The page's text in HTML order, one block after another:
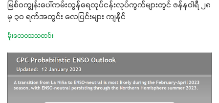
မြစ်ဝကျွန်းပေါ်ကမ်းလွန်ရေလုပ်ငန်းလုပ်ကွက်များတွင် ဇန်နဝါရီ ၂၈
မှ ၃၀ ရက်အတွင်း လေပြင်းများ ကျနိုင်
မိုးလေဝသသတင်း